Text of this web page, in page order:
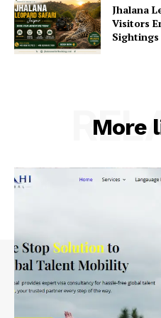
Jhalana
Visitors
Sightings
More